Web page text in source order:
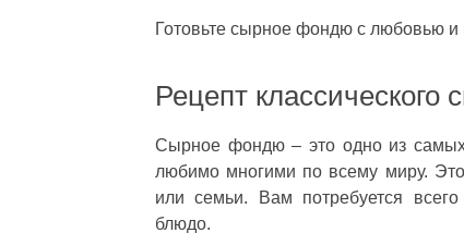
Готовьте сырное фондю с любовью
Рецепт классического
Сырное фондю – это одно из самых
любимо многими по всему миру.
или семьи. Вам потребуется всего
блюдо.